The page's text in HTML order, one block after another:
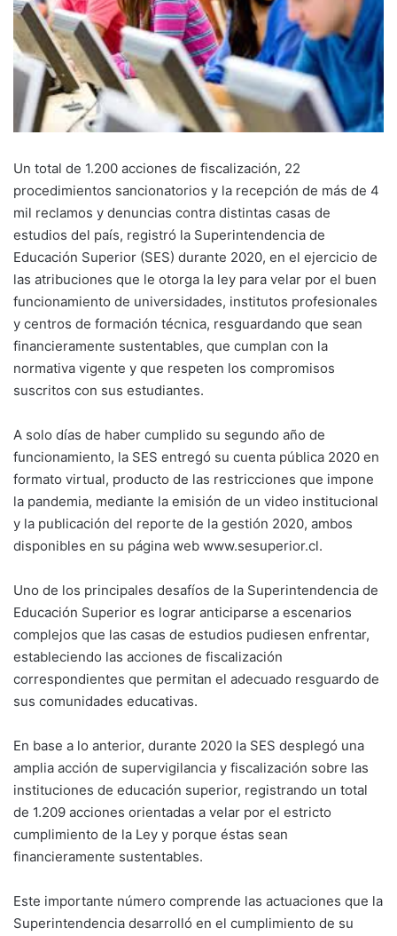
Un total de 1.200 acciones de fiscalización, 22
procedimientos sancionatorios y la recepción de más de 4
mil reclamos y denuncias contra distintas casas de
estudios del país, registró la Superintendencia de
Educación Superior (SES) durante 2020, en el ejercicio de
las atribuciones que le otorga la ley para velar por el buen
funcionamiento de universidades, institutos profesionales
y centros de formación técnica, resguardando que sean
financieramente sustentables, que cumplan con la
normativa vigente y que respeten los compromisos
suscritos con sus estudiantes.
A solo días de haber cumplido su segundo año de
funcionamiento, la SES entregó su cuenta pública 2020 en
formato virtual, producto de las restricciones que impone
la pandemia, mediante la emisión de un video institucional
y la publicación del reporte de la gestión 2020, ambos
disponibles en su página web www.sesuperior.cl.
Uno de los principales desafíos de la Superintendencia de
Educación Superior es lograr anticiparse a escenarios
complejos que las casas de estudios pudiesen enfrentar,
estableciendo las acciones de fiscalización
correspondientes que permitan el adecuado resguardo de
sus comunidades educativas.
En base a lo anterior, durante 2020 la SES desplegó una
amplia acción de supervigilancia y fiscalización sobre las
instituciones de educación superior, registrando un total
de 1.209 acciones orientadas a velar por el estricto
cumplimiento de la Ley y porque éstas sean
financieramente sustentables.
Este importante número comprende las actuaciones que la
Superintendencia desarrolló en el cumplimiento de su